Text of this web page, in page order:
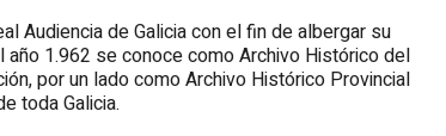
Audiencia de Galicia con el fin de albergar su
1.962 se conoce como Archivo Histórico del
por un lado como Archivo Histórico Provincial
toda Galicia.